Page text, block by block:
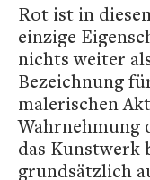
Rot ist in
einzige
nichts weiter
Bezeichnung
malerischen
Wahrnehmung
das Kunstwerk
grundsätzlich